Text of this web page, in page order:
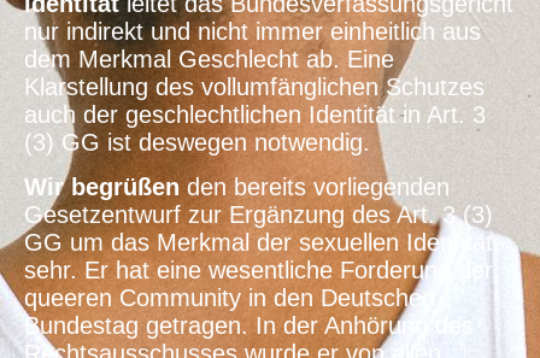
nur indirekt und nicht immer einheitlich aus
dem Merkmal Geschlecht ab. Eine
Klarstellung des vollumfänglichen Schutzes
auch der geschlechtlichen Identität in Art. 3
(3) GG ist deswegen notwendig.
Wir begrüßenden bereits vorliegenden
Gesetzentwurf zur Ergänzung des Art. 3 (3)
GG um das Merkmal der sexuellen Identität
sehr. Er hat eine wesentliche Forderung der
queeren Community in den Deutschen
Bundestag getragen. In der Anhörung des